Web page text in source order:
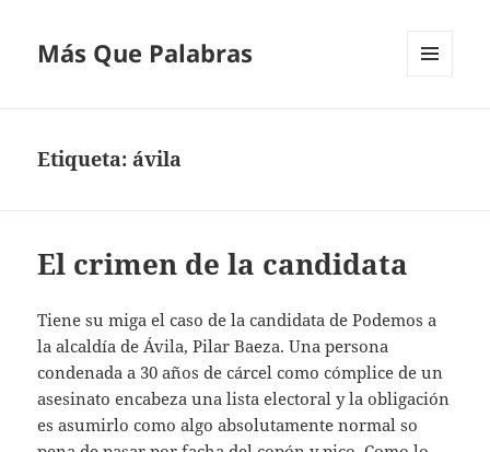
Más Que Palabras
Etiqueta: ávila
El crimen de la candidata
Tiene su miga el caso de la candidata de Podemos a
la alcaldía de Ávila, Pilar Baeza. Una persona
condenada a 30 años de cárcel como cómplice de un
asesinato encabeza una lista electoral y la obligación
es asumirlo como algo absolutamente normal so